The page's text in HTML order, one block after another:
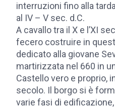
interruzioni fino alla
al IV – V sec. d.C.
A cavallo tra il X e l’XI
fecero costruire in
dedicato alla giovane
martirizzata nel 660 in
Castello vero e proprio,
secolo. Il borgo si è
varie fasi di